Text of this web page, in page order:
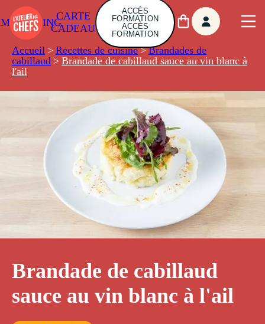
CARTE
CADEAU
ACCÈS
FORMATION
ACCÈS
FORMATION
Accueil > Recettes de cuisine > Brandades de
cabillaud > Brandade de cabillaud sauce au vin blanc à
l'ail
Brandade de cabillaud
sauce au vin blanc à l'ail